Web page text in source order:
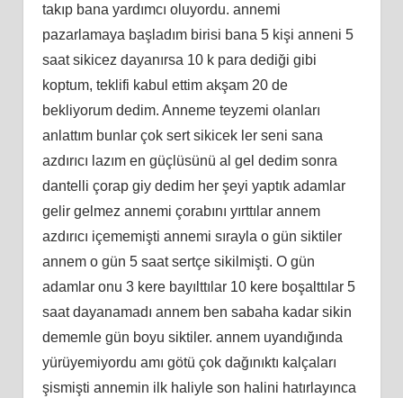
takıp bana yardımcı oluyordu. annemi
pazarlamaya başladım birisi bana 5 kişi anneni 5
saat sikicez dayanırsa 10 k para dediği gibi
koptum, teklifi kabul ettim akşam 20 de
bekliyorum dedim. Anneme teyzemi olanları
anlattım bunlar çok sert sikicek ler seni sana
azdırıcı lazım en güçlüsünü al gel dedim sonra
dantelli çorap giy dedim her şeyi yaptık adamlar
gelir gelmez annemi çorabını yırttılar annem
azdırıcı içememişti annemi sırayla o gün siktiler
annem o gün 5 saat sertçe sikilmişti. O gün
adamlar onu 3 kere bayılttılar 10 kere boşalttılar 5
saat dayanamadı annem ben sabaha kadar sikin
dememle gün boyu siktiler. annem uyandığında
yürüyemiyordu amı götü çok dağınıktı kalçaları
şismişti annemin ilk haliyle son halini hatırlayınca